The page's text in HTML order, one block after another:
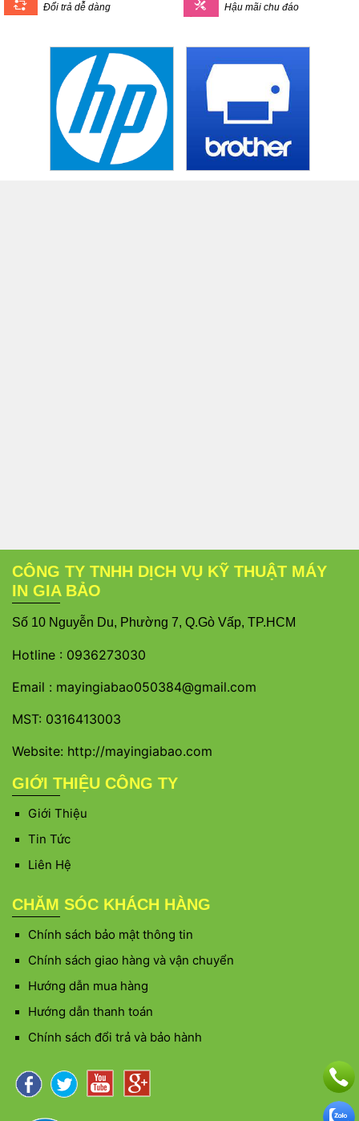
Đổi trả dễ dàng Hậu mãi chu đáo
CÔNG TY TNHH DỊCH VỤ KỸ THUẬT MÁY
IN GIA BẢO
Số 10 Nguyễn Du, Phường 7, Q.Gò Vấp, TP.HCM
Hotline : 0936273030
Email : mayingiabao050384@gmail.com
MST: 0316413003
Website: http://mayingiabao.com
GIỚI THIỆU CÔNG TY
Giới Thiệu
Tin Tức
Liên Hệ
CHĂM SÓC KHÁCH HÀNG
Chính sách bảo mật thông tin
Chính sách giao hàng và vận chuyển
Hướng dẫn mua hàng
Hướng dẫn thanh toán
Chính sách đổi trả và bảo hành